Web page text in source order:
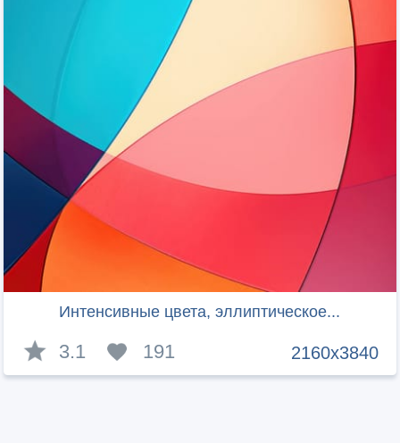
Интенсивные цвета, эллиптическое...
2160x3840
3.1 191